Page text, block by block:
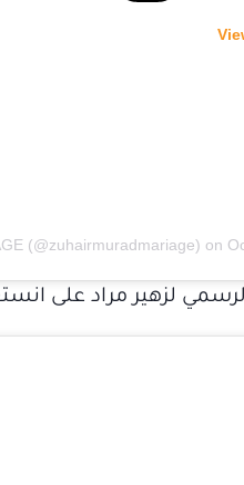
on
لزهير مراد على